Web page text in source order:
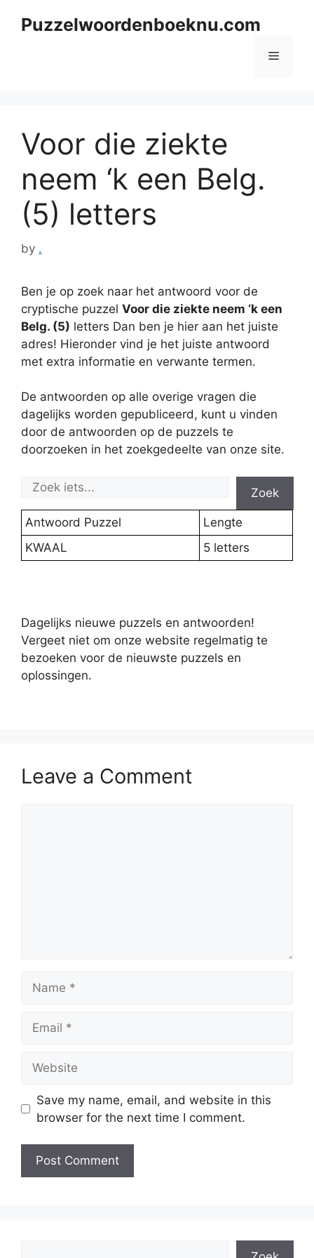
Puzzelwoordenboeknu.com
Menu
Voor die ziekte
neem ‘k een Belg.
(5) letters
by .
Ben je op zoek naar het antwoord voor de
cryptische puzzel Voor die ziekte neem ‘k een
Belg. (5) letters Dan ben je hier aan het juiste
adres! Hieronder vind je het juiste antwoord
met extra informatie en verwante termen.
De antwoorden op alle overige vragen die
dagelijks worden gepubliceerd, kunt u vinden
door de antwoorden op de puzzels te
doorzoeken in het zoekgedeelte van onze site.
Zoek
Antwoord Puzzel
Lengte
KWAAL
5 letters
Dagelijks nieuwe puzzels en antwoorden!
Vergeet niet om onze website regelmatig te
bezoeken voor de nieuwste puzzels en
oplossingen.
Leave a Comment
Save my name, email, and website in this
browser for the next time I comment.